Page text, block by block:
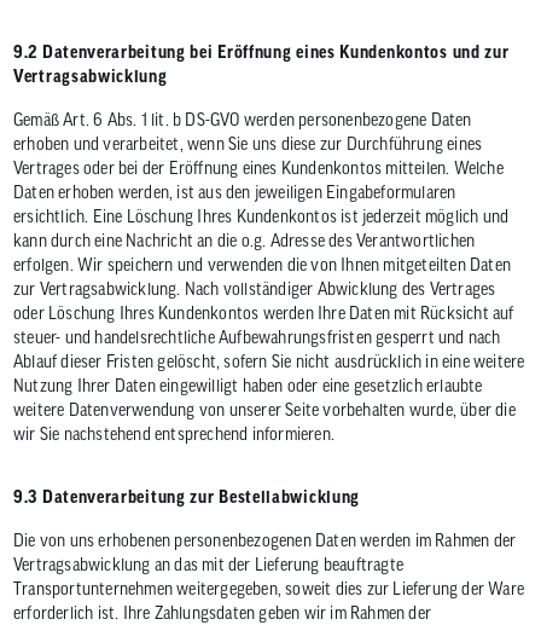
9.2 Datenverarbeitung bei Eröffnung eines Kundenkontos und zur
Vertragsabwicklung
Gemäß Art. 6 Abs. 1 lit. b DS-GVO werden personenbezogene Daten
erhoben und verarbeitet, wenn Sie uns diese zur Durchführung eines
Vertrages oder bei der Eröffnung eines Kundenkontos mitteilen. Welche
Daten erhoben werden, ist aus den jeweiligen Eingabeformularen
ersichtlich. Eine Löschung Ihres Kundenkontos ist jederzeit möglich und
kann durch eine Nachricht an die o.g. Adresse des Verantwortlichen
erfolgen. Wir speichern und verwenden die von Ihnen mitgeteilten Daten
zur Vertragsabwicklung. Nach vollständiger Abwicklung des Vertrages
oder Löschung Ihres Kundenkontos werden Ihre Daten mit Rücksicht auf
steuer- und handelsrechtliche Aufbewahrungsfristen gesperrt und nach
Ablauf dieser Fristen gelöscht, sofern Sie nicht ausdrücklich in eine weitere
Nutzung Ihrer Daten eingewilligt haben oder eine gesetzlich erlaubte
weitere Datenverwendung von unserer Seite vorbehalten wurde, über die
wir Sie nachstehend entsprechend informieren.
9.3 Datenverarbeitung zur Bestellabwicklung
Die von uns erhobenen personenbezogenen Daten werden im Rahmen der
Vertragsabwicklung an das mit der Lieferung beauftragte
Transportunternehmen weitergegeben, soweit dies zur Lieferung der Ware
erforderlich ist. Ihre Zahlungsdaten geben wir im Rahmen der